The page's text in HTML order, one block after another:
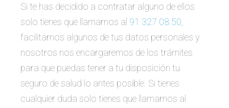
Si te has decidido a contratar alguno de ellos
solo tienes que llamarnos al 91 327 08 50,
facilitarnos algunos de tus datos personales y
nosotros nos encargaremos de los trámites
para que puedas tener a tu disposición tu
seguro de salud lo antes posible. Si tienes
cualquier duda solo tienes que llamarnos al